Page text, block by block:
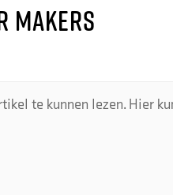
makers
te kunnen lezen. Hier